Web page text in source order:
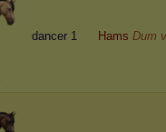
dancer 1 Hams Dum